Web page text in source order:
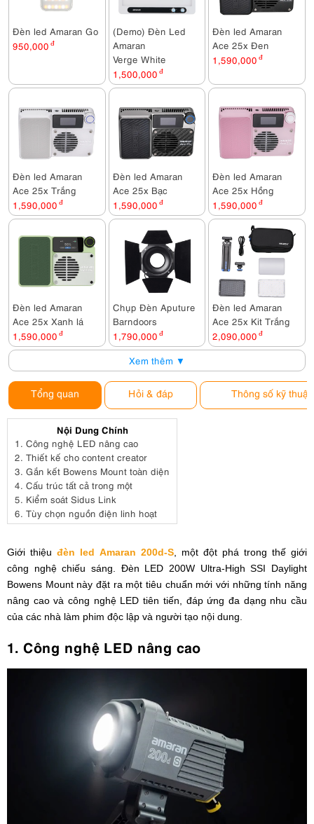
Đèn led Amaran Go
950,000 đ
(Demo) Đèn Led
Amaran
Verge White
1,500,000 đ
Đèn led Amaran
Ace 25x Đen
1,590,000 đ
Đèn led Amaran
Ace 25x Trắng
1,590,000 đ
Đèn led Amaran
Ace 25x Bạc
1,590,000 đ
Đèn led Amaran
Ace 25x Hồng
1,590,000 đ
Đèn led Amaran
Ace 25x Xanh lá
1,590,000 đ
Chụp Đèn Aputure
Barndoors
1,790,000 đ
Đèn led Amaran
Ace 25x Kit Trắng
2,090,000 đ
Xem thêm ▼
Tổng quan Hỏi & đáp Thông số kỹ thuật
Nội Dung Chính
1. Công nghệ LED nâng cao
2. Thiết kế cho content creator
3. Gắn kết Bowens Mount toàn diện
4. Cấu trúc tất cả trong một
5. Kiểm soát Sidus Link
6. Tùy chọn nguồn điện linh hoạt
Giới thiệu đèn led Amaran 200d-S , một đột phá trong thế giới
công nghệ chiếu sáng. Đèn LED 200W Ultra-High SSI Daylight
Bowens Mount này đặt ra một tiêu chuẩn mới với những tính năng
nâng cao và công nghệ LED tiên tiến, đáp ứng đa dạng nhu cầu
của các nhà làm phim độc lập và người tạo nội dung.
1. Công nghệ LED nâng cao